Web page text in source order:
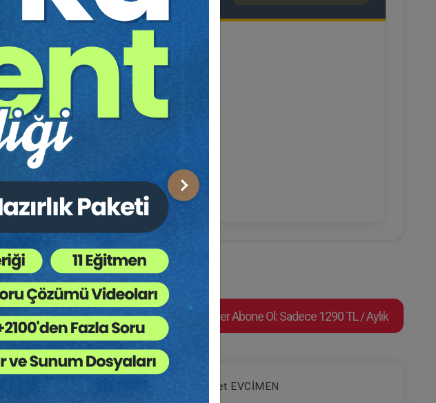
Sonraki
• Regülasyon ve Sektörel Uyum Süreçleri
• Due Diligence Süreci
• Süreçte Sık Karşılaşılan Sözleşmeler
• Exit (Çıkış/Satış) Süreci
• Girişimler İçin Avukatın Rolü
• Girişimlerle Doğru İlişki Kurmak
Süper Abone Ol: Sadece 1290 TL / Aylık
Av. Ahmet EVCİMEN